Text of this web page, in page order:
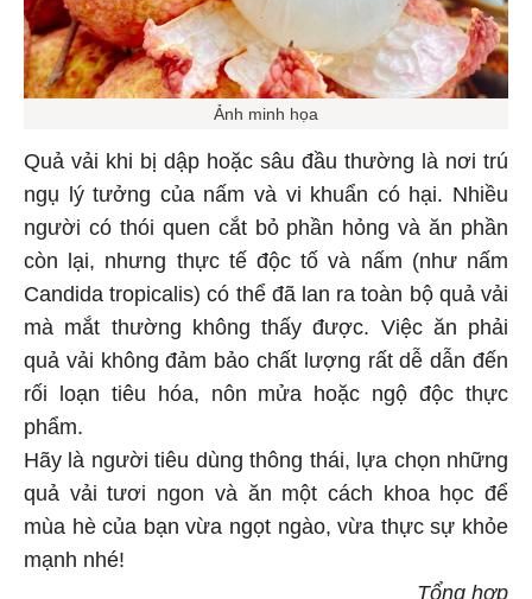
Ảnh minh họa
Quả vải khi bị dập hoặc sâu đầu thường là nơi trú
ngụ lý tưởng của nấm và vi khuẩn có hại. Nhiều
người có thói quen cắt bỏ phần hỏng và ăn phần
còn lại, nhưng thực tế độc tố và nấm (như nấm
Candida tropicalis) có thể đã lan ra toàn bộ quả vải
mà mắt thường không thấy được. Việc ăn phải
quả vải không đảm bảo chất lượng rất dễ dẫn đến
rối loạn tiêu hóa, nôn mửa hoặc ngộ độc thực
phẩm.
Hãy là người tiêu dùng thông thái, lựa chọn những
quả vải tươi ngon và ăn một cách khoa học để
mùa hè của bạn vừa ngọt ngào, vừa thực sự khỏe
mạnh nhé!
Tổng hợp